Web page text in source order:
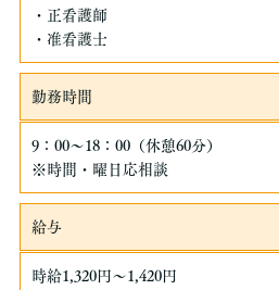
・正看護師
・准看護士
勤務時間
9：00～18：00（休憩60分）
※時間・曜日応相談
給与
時給1,320円〜1,420円